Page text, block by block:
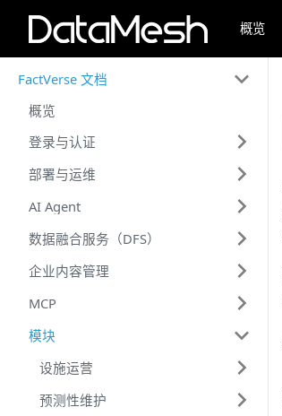
概览
FactVerse 文档
概览
登录与认证
部署与运维
AI Agent
数据融合服务（DFS）
企业内容管理
MCP
模块
设施运营
预测性维护